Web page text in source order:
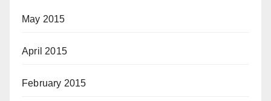
May 2015
April 2015
February 2015